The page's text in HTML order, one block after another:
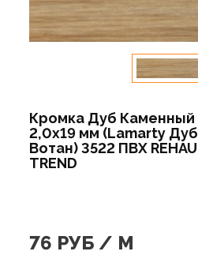
Кромка Дуб Каменный
2,0х19 мм (Lamarty Дуб
Вотан) 3522 ПВХ REHAU
TREND
76 РУБ / М